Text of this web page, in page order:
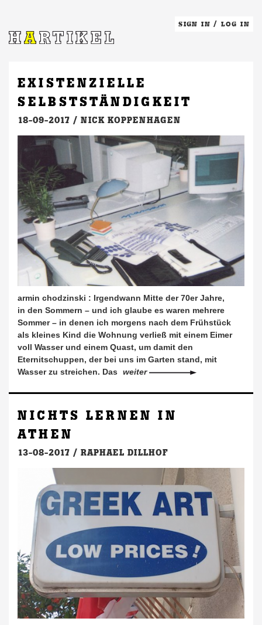
SIGN IN / LOG IN
EXISTENZIELLE
SELBSTSTÄNDIGKEIT
18-09-2017 / NICK KOPPENHAGEN
armin chodzinski : Irgendwann Mitte der 70er Jahre,
in den Sommern – und ich glaube es waren mehrere
Sommer – in denen ich morgens nach dem Frühstück
als kleines Kind die Wohnung verließ mit einem Eimer
voll Wasser und einem Quast, um damit den
Eternitschuppen, der bei uns im Garten stand, mit
Wasser zu streichen. Das
weiter
NICHTS LERNEN IN
ATHEN
13-08-2017 / RAPHAEL DILLHOF